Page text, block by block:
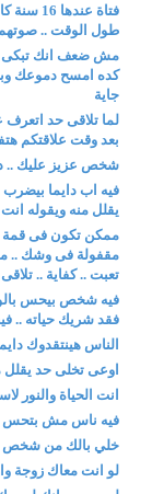
فتاة
طول الوقت ..
مش ضعف انك تبكى ..
كده امسح دموعك
جاية
لما تلاقى حد اتعرف
بعد وقت علاقتكم
شخص عزيز عليك ..
فيه اب دايما
يقلل منه ويقوله
ممكن تكون فى قمة
مقفولة فى وشك ..
تعبت .. كفاية ..
فيه شخص بيحس
فقد شريك حياته ..
الناس هينتقدوك
اوعى تخلى حد
انت الحياة والنور
فيه ناس مش بتحس
خلي بالك من شخص
لو انت معاك زوجة